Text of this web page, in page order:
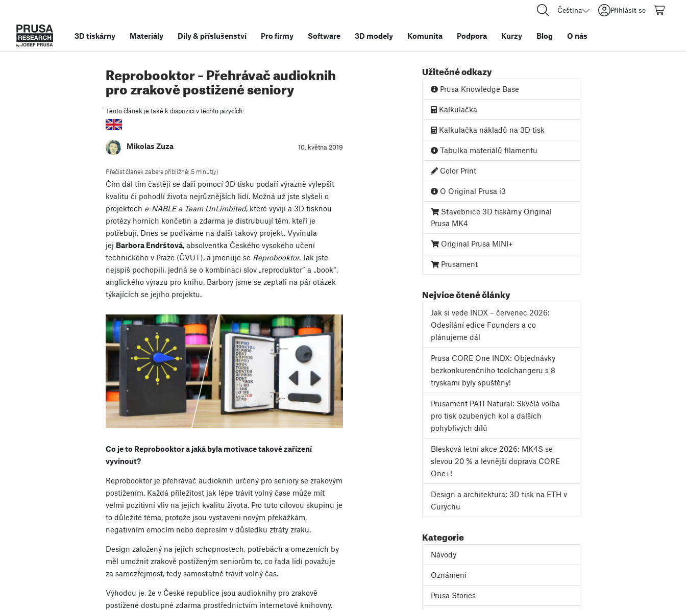
Čeština Přihlásit se
3D tiskárny Materiály Díly& příslušenství Pro firmy Software 3D modely Komunita Podpora Kurzy Blog O nás
Reprobooktor – Přehrávač audioknih
pro zrakově postižené seniory
Tento článek je také k dispozici v těchto jazycích:
Mikolas Zuza 10. května 2019
Přečíst článek zabere přibližně: 5 minut(y)
Čím dál tím častěji se daří pomocí 3D tisku podaří výrazně vylepšit
kvalitu či pohodlí života nejrůznějších lidí. Možná už jste slyšeli o
projektech e-NABLE a Team UnLimbited, které vyvíjí a 3D tisknou
protézy horních končetin a zdarma je distrubuují těm, kteří je
potřebují. Dnes se podíváme na další takový projekt. Vyvinula
jej Barbora Endrštová, absolventka Českého vysokého učení
technického v Praze (ČVUT), a jmenuje se Reprobooktor. Jak jste
nejspíš pochopili, jedná se o kombinaci slov „reproduktor“ a „book“,
anglického výrazu pro knihu. Barbory jsme se zeptali na pár otázek
týkajících se jejího projektu.
Co je to Reprobooktor a jaká byla motivace takové zařízení
vyvinout?
Reprobooktor je přehrávač audioknih určený pro seniory se zrakovým
postižením. Každá příležitost jak lépe trávit volný čase může mít
velmi pozitivní vliv na jejich kvalitu života. Pro tuto cílovou skupinu je
to důležité téma, protože jsou vystaveni novým překážkám,
negativním emocím nebo depresím v důsledku ztráty zraku.
Design založený na jejich schopnostech, potřebách a omezeních by
měl umožnit zrakově postiženým seniorům to, co řada lidí považuje
za samozřejmost, tedy samostatně trávit volný čas.
Výhodou je, že v České republice jsou audioknihy pro zrakově
postižené dostupné zdarma prostřednictvím internetové knihovny.
Užitečné odkazy
Prusa Knowledge Base
Kalkulačka
Kalkulačka nákladů na 3D tisk
Tabulka materiálů filamentu
Color Print
O Original Prusa i3
Stavebnice 3D tiskárny Original
Prusa MK4
Original Prusa MINI+
Prusament
Nejvíce čtené články
Jak si vede INDX – červenec 2026:
Odesílání edice Founders a co
plánujeme dál
Prusa CORE One INDX: Objednávky
bezkonkurenčního toolchangeru s 8
tryskami byly spuštěny!
Prusament PA11 Natural: Skvělá volba
pro tisk ozubených kol a dalších
pohyblivých dílů
Blesková letní akce 2026: MK4S se
slevou 20 % a levnější doprava CORE
One+!
Design a architektura: 3D tisk na ETH v
Curychu
Kategorie
Návody
Oznámení
Prusa Stories